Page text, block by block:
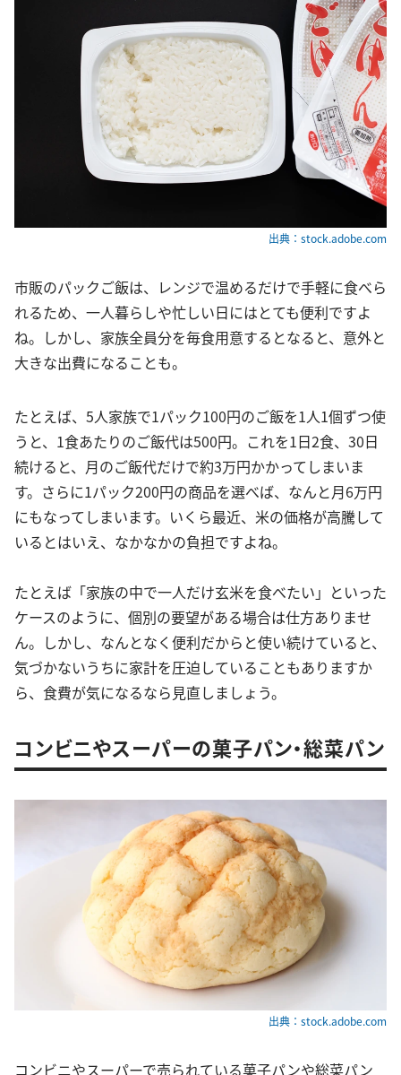
出典：stock.adobe.com
市販のパックご飯は、レンジで温めるだけで手軽に食べら
れるため、一人暮らしや忙しい日にはとても便利ですよ
ね。しかし、家族全員分を毎食用意するとなると、意外と
大きな出費になることも。
たとえば、5人家族で1パック100円のご飯を1人1個ずつ使
うと、1食あたりのご飯代は500円。これを1日2食、30日
続けると、月のご飯代だけで約3万円かかってしまいま
す。さらに1パック200円の商品を選べば、なんと月6万円
にもなってしまいます。いくら最近、米の価格が高騰して
いるとはいえ、なかなかの負担ですよね。
たとえば「家族の中で一人だけ玄米を食べたい」といった
ケースのように、個別の要望がある場合は仕方ありませ
ん。しかし、なんとなく便利だからと使い続けていると、
気づかないうちに家計を圧迫していることもありますか
ら、食費が気になるなら見直しましょう。
コンビニやスーパーの菓子パン・総菜パン
出典：stock.adobe.com
コンビニやスーパーで売られている菓子パンや総菜パン